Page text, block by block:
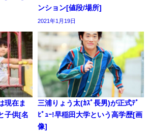
ンション[値段/場所]
2021年1月19日
現在ま
子供[名
三浦りょう太(ｶｽﾞ長男)が正式ﾃﾞ
ﾋﾞｭｰ!早稲田大学という高学歴[画
像]